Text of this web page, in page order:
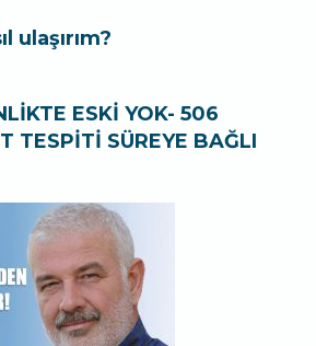
ulaşırım?
ESKİ YOK- 506
TESPİTİ SÜREYE BAĞLI